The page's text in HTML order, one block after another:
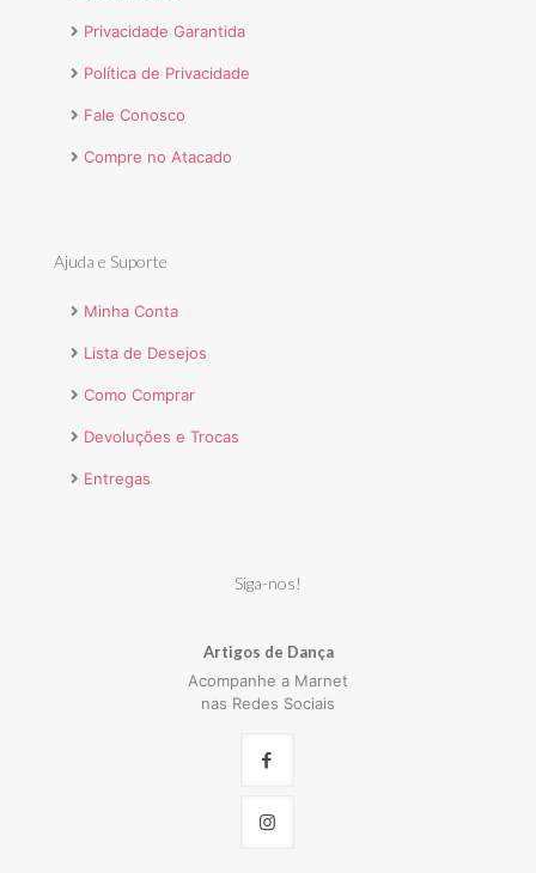
Privacidade Garantida
Política de Privacidade
Fale Conosco
Compre no Atacado
Ajuda e Suporte
Minha Conta
Lista de Desejos
Como Comprar
Devoluções e Trocas
Entregas
Siga-nos!
Artigos de Dança
Acompanhe a Marnet
nas Redes Sociais